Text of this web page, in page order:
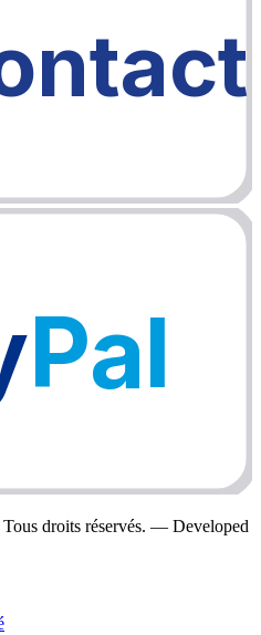
Pal
droits réservés. — Developed